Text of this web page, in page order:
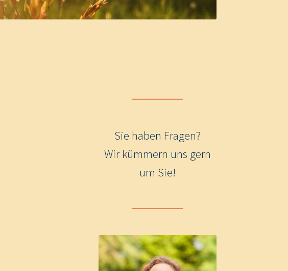
Sie haben Fragen?
Wir kümmern uns gern
um Sie!